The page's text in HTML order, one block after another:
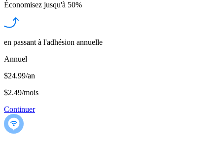
Économisez jusqu'à 50%
en passant à l'adhésion annuelle
Annuel
$24.99/an
$2.49/mois
Continuer